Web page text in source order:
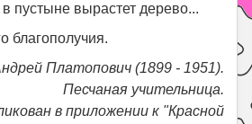
пустыне вырастет дерево...
благополучия.
Платопович (1899 - 1951).
Песчаная учительница.
в приложении к "Красной